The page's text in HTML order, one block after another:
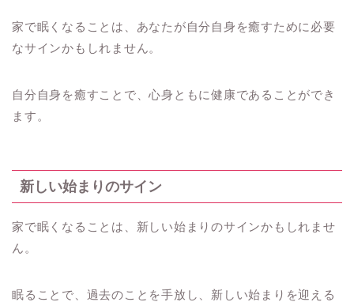
家で眠くなることは、あなたが自分自身を癒すために必要
なサインかもしれません。
自分自身を癒すことで、心身ともに健康であることができ
ます。
新しい始まりのサイン
家で眠くなることは、新しい始まりのサインかもしれませ
ん。
眠ることで、過去のことを手放し、新しい始まりを迎える